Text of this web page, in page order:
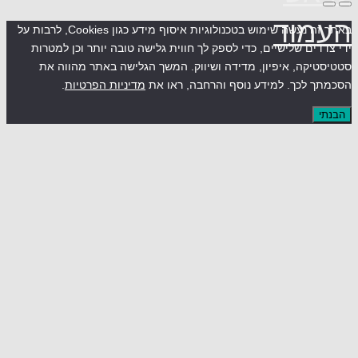
באתר זה נעשה שימוש בטכנולוגיות איסוף מידע כגון Cookies, לרבות על
שלישיים, כדי לספק לך חווית גלישה טובה יותר וכן למטרות
איפיון, מדידה ושיווק. המשך הגלישה באתר מהווה את
לכך. למידע נוסף והרחבה, ראו את מדיניות הפרטיות.